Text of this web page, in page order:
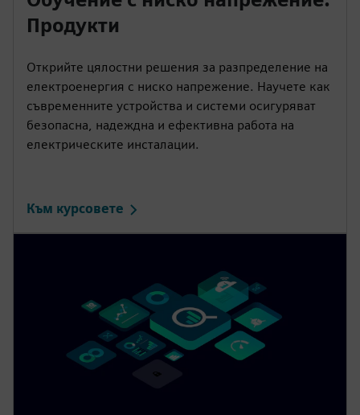
Продукти
Открийте цялостни решения за разпределение на
електроенергия с ниско напрежение. Научете как
съвременните устройства и системи осигуряват
безопасна, надеждна и ефективна работа на
електрическите инсталации.
Към курсовете